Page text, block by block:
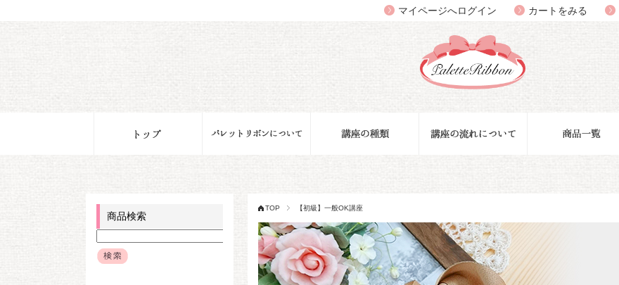
マイページへログイン カートをみる
TOP 【初級】一般OK講座
商品検索